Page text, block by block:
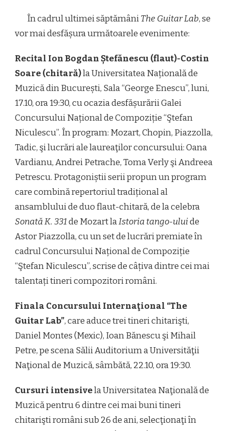
În cadrul ultimei săptămâniThe Guitar Lab, se
vor mai desfășura următoarele evenimente:
Recital Ion Bogdan Ștefănescu (flaut)-Costin
Soare (chitară)la Universitatea Națională de
Muzică din București, Sala “George Enescu”, luni,
17.10, ora 19:30, cu ocazia desfășurării Galei
Concursului Național de Compoziție “Ştefan
Niculescu”. În program: Mozart, Chopin, Piazzolla,
Tadic, şi lucrări ale laureaţilor concursului: Oana
Vardianu, Andrei Petrache, Toma Verly şi Andreea
Petrescu. Protagoniștii serii propun un program
care combină repertoriul tradițional al
ansamblului de duo flaut-chitară, de la celebra
Sonată K. 331de Mozart laIstoria tango-uluide
Astor Piazzolla, cu un set de lucrări premiate în
cadrul Concursului Național de Compoziție
“Ştefan Niculescu”, scrise de câțiva dintre cei mai
talentați tineri compozitori români.
Finala Concursului Internaţional “The
Guitar Lab”, care aduce trei tineri chitarişti,
Daniel Montes (Mexic), Ioan Bănescu şi Mihail
Petre, pe scena Sălii Auditorium a Universităţii
Naţional de Muzică, sâmbătă, 22.10, ora 19:30.
Cursuri intensivela Universitatea Naţională de
Muzică pentru 6 dintre cei mai buni tineri
chitarişti români sub 26 de ani, selecţionaţi în